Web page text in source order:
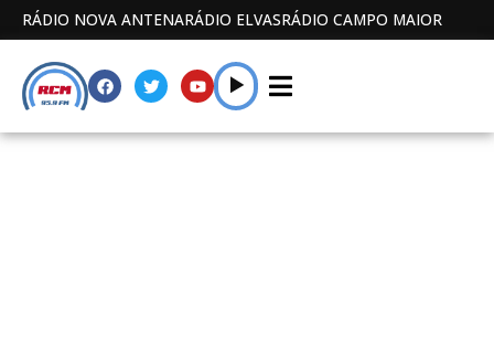
RÁDIO NOVA ANTENARÁDIO ELVASRÁDIO CAMPO MAIOR